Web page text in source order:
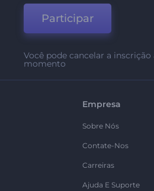
Participar
Você pode cancelar a inscrição
momento
Empresa
Sobre Nós
Contate-Nos
Carreiras
Ajuda E Suporte